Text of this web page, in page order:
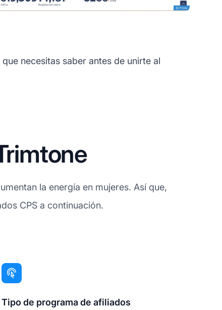
necesitas saber antes de unirte al
la energía en mujeres. Así que,
CPS a continuación.
Tipo de programa de afiliados